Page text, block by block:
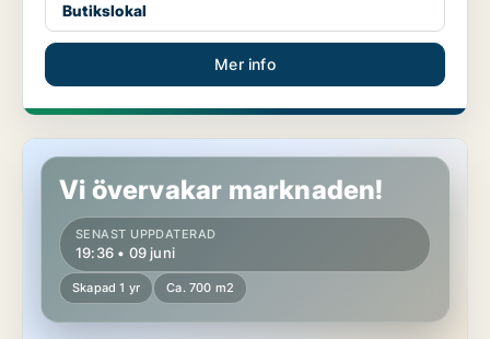
Butikslokal
Mer info
Butikslokal i Stockholms län
Vi övervakar marknaden!
SENAST UPPDATERAD
19:36 • 09 juni
Skapad 1 yr Ca. 700 m2